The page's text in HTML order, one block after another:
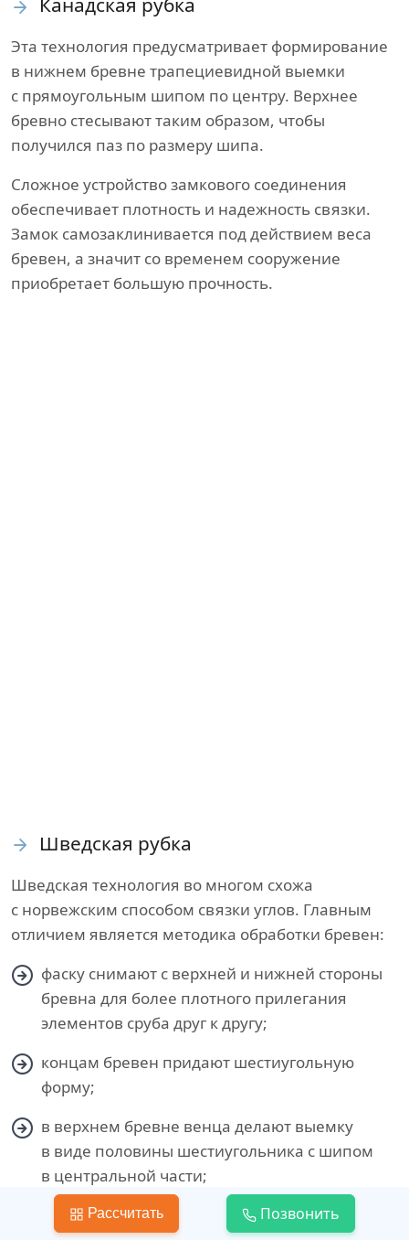
Эта технология предусматривает формирование
в нижнем бревне трапециевидной выемки
с прямоугольным шипом по центру. Верхнее
бревно стесывают таким образом, чтобы
получился паз по размеру шипа.
Сложное устройство замкового соединения
обеспечивает плотность и надежность связки.
Замок самозаклинивается под действием веса
бревен, а значит со временем сооружение
приобретает большую прочность.
Шведская рубка
Шведская технология во многом схожа
с норвежским способом связки углов. Главным
отличием является методика обработки бревен:
фаску снимают с верхней и нижней стороны
бревна для более плотного прилегания
элементов сруба друг к другу;
концам бревен придают шестиугольную
форму;
в верхнем бревне венца делают выемку
в виде половины шестиугольника с шипом
в центральной части;
в нижнем бревне оставляют паз для шипа.
Рассчитать Позвонить